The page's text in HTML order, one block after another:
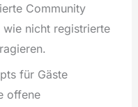
Community
nicht registrierte
für Gäste
offene